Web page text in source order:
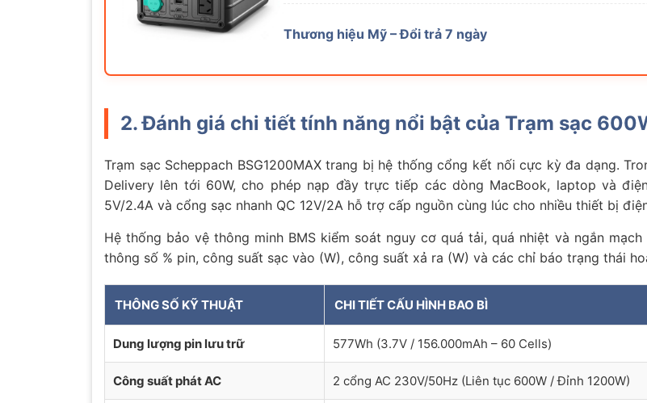
Thương hiệu Mỹ – Đổi trả 7 ngày
2. Đánh giá chi tiết tính năng nổi bật của Trạm sạc
Trạm sạc Scheppach BSG1200MAX trang bị hệ thống cổng kết nối cực kỳ đa dạng.
Delivery lên tới 60W, cho phép nạp đầy trực tiếp các dòng MacBook, laptop và
5V/2.4A và cổng sạc nhanh QC 12V/2A hỗ trợ cấp nguồn cùng lúc cho nhiều thiết bị
Hệ thống bảo vệ thông minh BMS kiểm soát nguy cơ quá tải, quá nhiệt và ngắn
thông số % pin, công suất sạc vào (W), công suất xả ra (W) và các chỉ báo trạng thái
THÔNG SỐ KỸ THUẬT CHI TIẾT CẤU HÌNH BAO BÌ
Dung lượng pin lưu trữ 577Wh (3.7V / 156.000mAh – 60 Cells)
Công suất phát AC 2 cổng AC 230V/50Hz (Liên tục 600W / Đỉnh 1200W)